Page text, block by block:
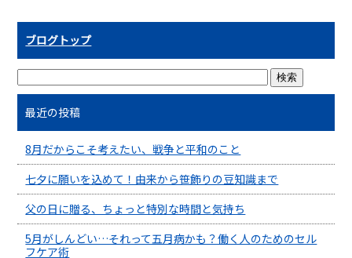
ブログトップ
最近の投稿
8月だからこそ考えたい、戦争と平和のこと
七夕に願いを込めて！由来から笹飾りの豆知識まで
父の日に贈る、ちょっと特別な時間と気持ち
5月がしんどい…それって五月病かも？働く人のためのセル
フケア術